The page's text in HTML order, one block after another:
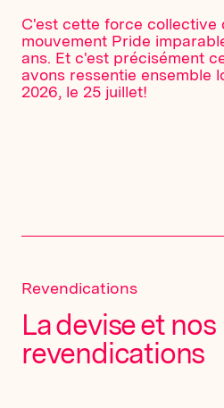
C'est cette force collective
mouvement Pride
ans. Et c'est précisément
avons ressentie ensemble
2026, le 25 juillet!
Revendications
La devise et nos
revendications